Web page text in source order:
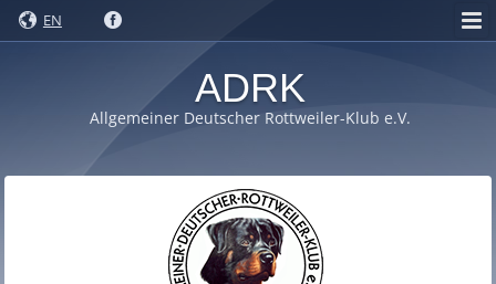
EN
ADRK
Allgemeiner Deutscher Rottweiler-Klub e.V.